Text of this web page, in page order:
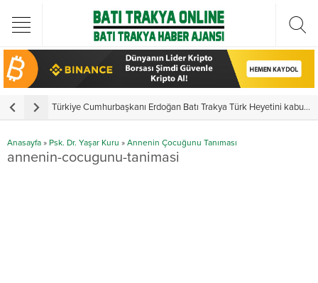
Türkiye Cumhurbaşkanı Erdoğan Batı Trakya Türk Heyetini kabul etti
Anasayfa » Psk. Dr. Yaşar Kuru » Annenin Çocuğunu Tanıması
annenin-cocugunu-tanimasi